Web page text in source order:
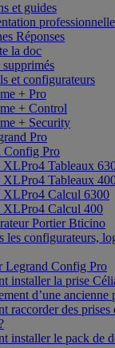
et guides
professionnelle
Réponses
la doc
et configurateurs
+ Pro
+ Control
+ Security
Pro
Config Pro
Tableaux
Tableaux
Calcul 6300
Calcul 400
Portier Bticino
les configurateurs,
Legrand Config Pro
installer la prise
d’une ancienne
raccorder des prises
installer le pack de